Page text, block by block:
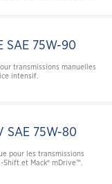
SAE 75W-90
transmissions manuelles
intensif.
SAE 75W-80
pour les transmissions
et Mack® mDrive™.